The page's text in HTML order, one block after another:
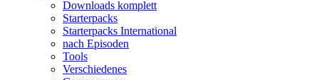
Downloads komplett
Starterpacks
Starterpacks International
nach Episoden
Tools
Verschiedenes